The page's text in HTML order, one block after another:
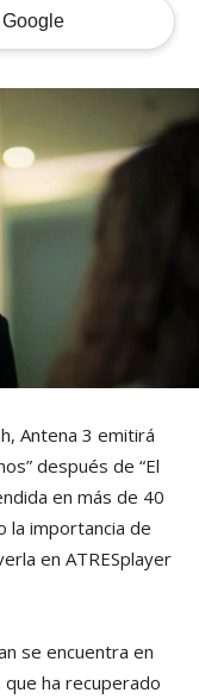
Antena 3 emitirá
después de “El
en más de 40
la importancia de
en ATRESplayer
se encuentra en
que ha recuperado